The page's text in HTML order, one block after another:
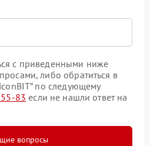
с приведенными ниже
либо обратиться в
по следующему
83 если не нашли ответ на
вопросы